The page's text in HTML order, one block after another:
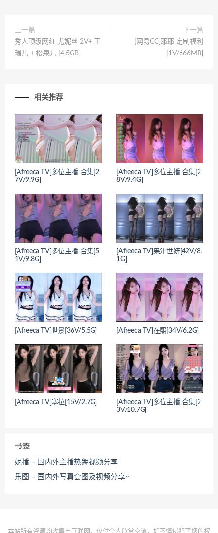
上一篇
秀人顶级网红 尤妮丝 2V+ 王
瑞儿 + 松果儿 [4.5GB]
下一篇
[网易CC]耶耶 定制福利
[1V/666MB]
相关推荐
[Afreeca TV]多位主播 合集[2
7V/9.9G]
[Afreeca TV]多位主播 合集[2
8V/9.4G]
[Afreeca TV]多位主播 合集[5
1V/9.8G]
[Afreeca TV]果汁世妍[42V/8.
1G]
[Afreeca TV]世景[36V/5.5G] [Afreeca TV]在熙[34V/6.2G]
[Afreeca TV]塞拉[15V/2.7G]
[Afreeca TV]多位主播 合集[2
3V/10.7G]
书签
妮播 – 国内外主播热舞视频分享
乐图 – 国内外写真套图及视频分享~
本站所有资源均收集自互联网，仅供个人欣赏交流，如不慎侵犯了您的权